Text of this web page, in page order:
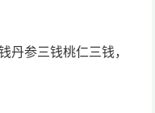
丹参三钱桃仁三钱，